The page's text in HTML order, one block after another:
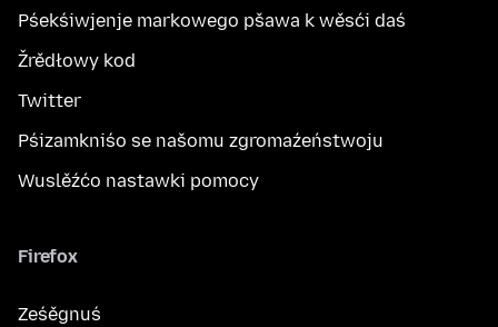
Pśekśiwjenje markowego pšawa k wěsći daś
Žrědłowy kod
Twitter
Pśizamkniśo se našomu zgromaźeństwoju
Wuslěźćo nastawki pomocy
Firefox
Ześěgnuś